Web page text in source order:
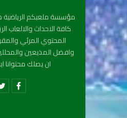
مؤسسة ملعبكم
كافة الاحداث والالعاب
المحتوي المرئي
وافضل المذيعين
ان يصلك محتوانا